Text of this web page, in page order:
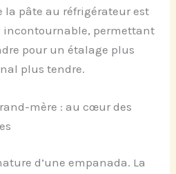
la pâte au réfrigérateur est
incontournable, permettant
pour un étalage plus
plus tendre.
mère : au cœur des
d’une empanada. La